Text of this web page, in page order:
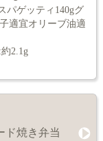
パゲッティ140gグ
適宜オリーブ油適
2.1g
ド焼き弁当